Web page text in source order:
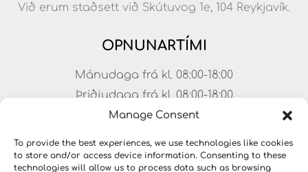
Manage Consent
To provide the best experiences, we use technologies like cookies
to store and/or access device information. Consenting to these
technologies will allow us to process data such as browsing
Við erum staðsett við Skútuvog 1e, 104 Reykjavík.
OPNUNARTÍMI
Mánudaga frá kl. 08:00-18:00
Þriðjudaga frá kl. 08:00-18:00
Miðvikudaga frá kl. 08:00-18:00
Föstudaga frá kl. 08:00-17:00